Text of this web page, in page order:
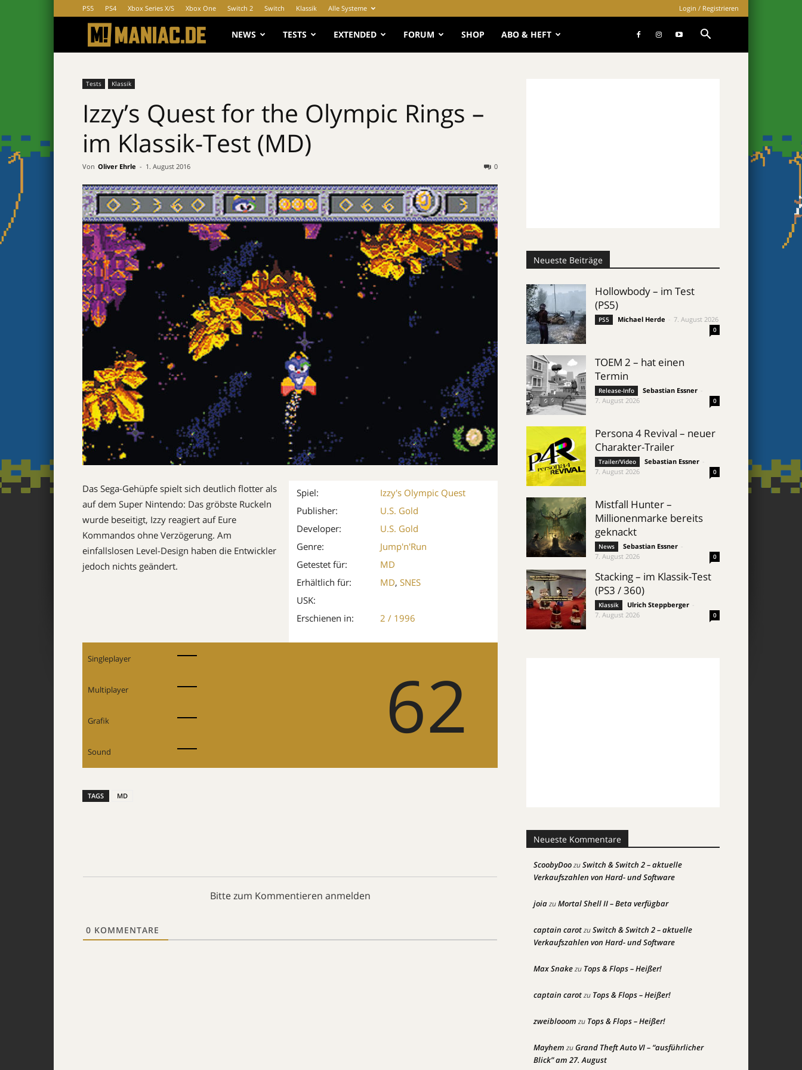
PS5 PS4 Xbox Series X/S Xbox One Switch 2 Switch Klassik Alle Systeme Login / Registrieren
MANIAC.de
NEWS TESTS EXTENDED FORUM SHOP ABO & HEFT
Tests Klassik
Izzy’s Quest for the Olympic Rings –
im Klassik-Test (MD)
Von Oliver Ehrle - 1. August 2016 0
Spiel:
Izzy's Olympic Quest
Publisher:
U.S. Gold
Developer:
U.S. Gold
Genre:
Jump'n'Run
Getestet für:
MD
Erhältlich für:
MD, SNES
USK:
Erschienen in:
2 / 1996
Das Sega-Gehüpfe spielt sich deutlich flotter als
auf dem Super Nintendo: Das gröbste Ruckeln
wurde beseitigt, Izzy reagiert auf Eure
Kommandos ohne Verzögerung. Am
einfallslosen Level-Design haben die Entwickler
jedoch nichts geändert.
Singleplayer 62
Multiplayer
Grafik
Sound
TAGS MD
Bitte zum Kommentieren anmelden
0 KOMMENTARE
Neueste Beiträge
Hollowbody – im Test
(PS5)
PS5 Michael Herde 7. August 2026
0
TOEM 2 – hat einen
Termin
Release-Info Sebastian Essner
7. August 2026
0
Persona 4 Revival – neuer
Charakter-Trailer
Trailer/Video Sebastian Essner
7. August 2026
0
Mistfall Hunter –
Millionenmarke bereits
geknackt
News Sebastian Essner
7. August 2026
0
Stacking – im Klassik-Test
(PS3 / 360)
Klassik Ulrich Steppberger
7. August 2026
0
Neueste Kommentare
ScoobyDoozuSwitch & Switch 2 – aktuelle
Verkaufszahlen von Hard- und Software
joiazuMortal Shell II – Beta verfügbar
captain carotzuSwitch & Switch 2 – aktuelle
Verkaufszahlen von Hard- und Software
Max Snakezu Tops & Flops – Heißer!
captain carotzu Tops & Flops – Heißer!
zweiblooom zu Tops & Flops – Heißer!
Mayhem zuGrand Theft Auto VI – “ausführlicher
Blick” am 27. August